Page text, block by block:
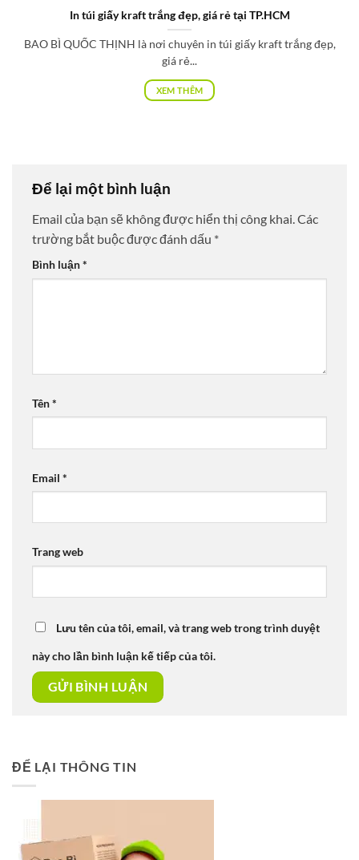
In túi giấy kraft trắng đẹp, giá rẻ tại TP.HCM
BAO BÌ QUỐC THỊNH là nơi chuyên in túi giấy kraft trắng đẹp,
giá rẻ...
XEM THÊM
Để lại một bình luận
Email của bạn sẽ không được hiển thị công khai.Các
trường bắt buộc được đánh dấu *
Bình luận*
Tên*
Email *
Trang web
Lưu tên của tôi, email, và trang web trong trình duyệt
này cho lần bình luận kế tiếp của tôi.
ĐỂ LẠI THÔNG TIN